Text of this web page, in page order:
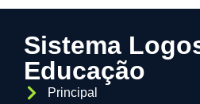
Sistema
Educação
Principal